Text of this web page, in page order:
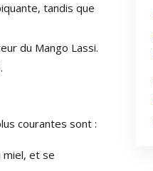
tandis que
du Mango Lassi.
courantes sont :
miel, et se